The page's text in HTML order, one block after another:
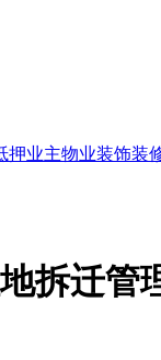
押业主物业装饰装
拆迁管